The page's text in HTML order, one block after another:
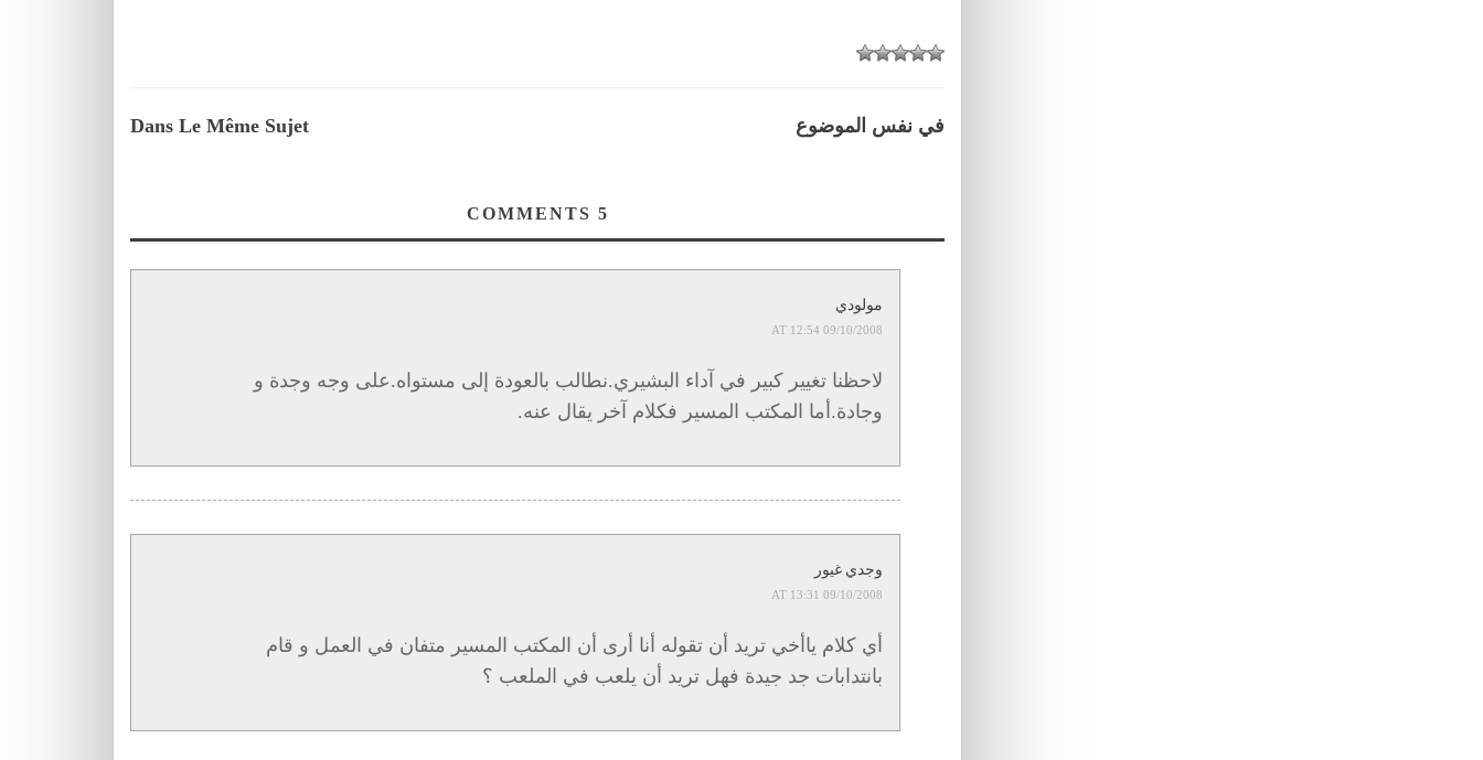
Dans Le Même Sujet في نفس الموضوع
5
مولودي
09/10/2008 AT 12:54
لاحظنا تغيير كبير في آداء البشيري.نطالب بالعودة إلى مستواه.على وجه وجدة و
وجادة.أما المكتب المسير فكلام آخر يقال عنه.
وجدي غيور
09/10/2008 AT 13:31
أي كلام ياأخي تريد أن تقوله أنا أرى أن المكتب المسير متفان في العمل و قام
بانتدابات جد جيدة فهل تريد أن يلعب في الملعب ؟